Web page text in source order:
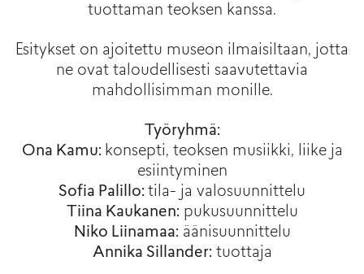
tuottaman teoksen kanssa.
Esitykset on ajoitettu museon ilmaisiltaan, jotta
ne ovat taloudellisesti saavutettavia
mahdollisimman monille.
Työryhmä:
Ona Kamu: konsepti, teoksen musiikki, liike ja
esiintyminen
Sofia Palillo: tila- ja valosuunnittelu
Tiina Kaukanen: pukusuunnittelu
Niko Liinamaa: äänisuunnittelu
Annika Sillander: tuottaja